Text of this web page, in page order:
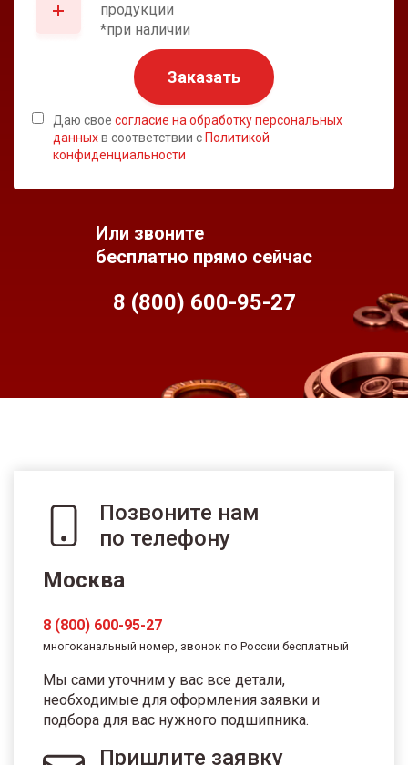
продукции
*при наличии
Заказать
Даю свое согласие на обработку персональных
данныхв соответствии с Политикой
конфиденциальности
Или звоните
бесплатно прямо сейчас
8 (800) 600-95-27
Позвоните нам
по телефону
Москва
8 (800) 600-95-27
многоканальный номер, звонок по России бесплатный
Мы сами уточним у вас все детали,
необходимые для оформления заявки и
подбора для вас нужного подшипника.
Пришлите заявку